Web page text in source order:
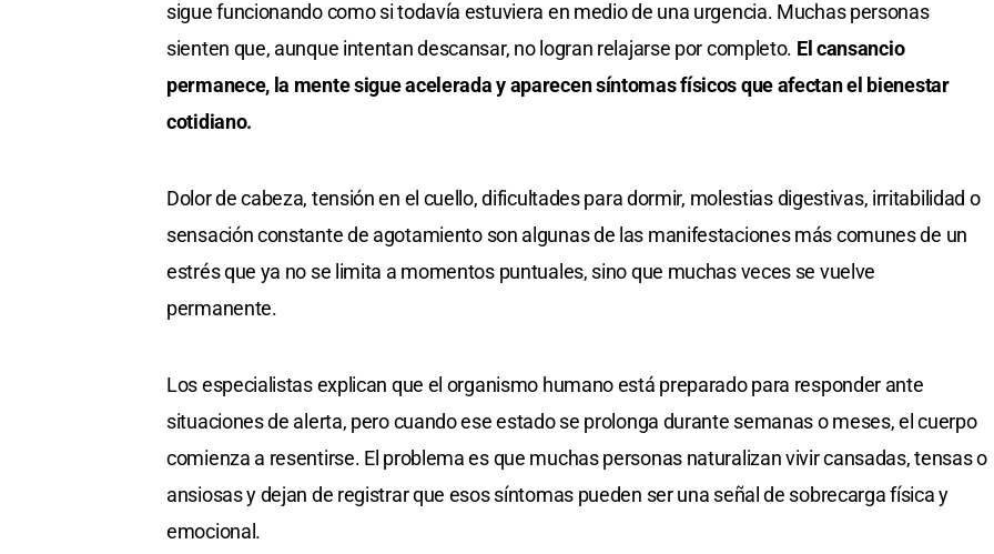
sigue funcionando como si todavía estuviera en medio de una urgencia. Muchas personas
sienten que, aunque intentan descansar, no logran relajarse por completo. El cansancio
permanece, la mente sigue acelerada y aparecen síntomas físicos que afectan el bienestar
cotidiano.
Dolor de cabeza, tensión en el cuello, dificultades para dormir, molestias digestivas, irritabilidad o
sensación constante de agotamiento son algunas de las manifestaciones más comunes de un
estrés que ya no se limita a momentos puntuales, sino que muchas veces se vuelve
permanente.
Los especialistas explican que el organismo humano está preparado para responder ante
situaciones de alerta, pero cuando ese estado se prolonga durante semanas o meses, el cuerpo
comienza a resentirse. El problema es que muchas personas naturalizan vivir cansadas, tensas o
ansiosas y dejan de registrar que esos síntomas pueden ser una señal de sobrecarga física y
emocional.